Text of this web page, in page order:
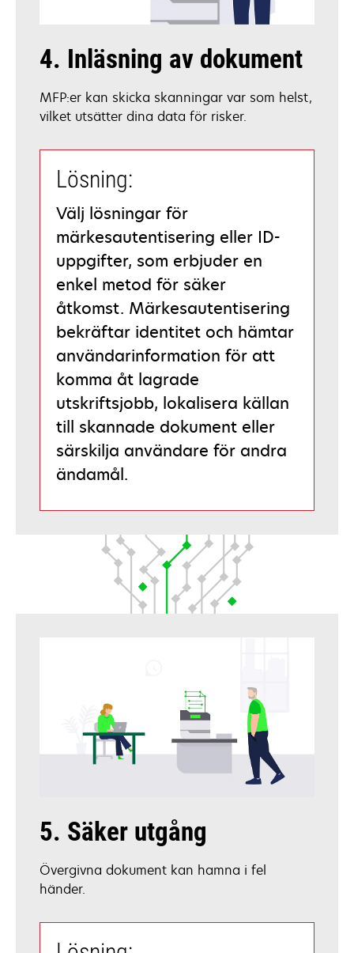
4. Inläsning av dokument
MFP:er kan skicka skanningar var som helst,
vilket utsätter dina data för risker.
Lösning:
Välj lösningar för
märkesautentisering eller ID-
uppgifter, som erbjuder en
enkel metod för säker
åtkomst. Märkesautentisering
bekräftar identitet och hämtar
användarinformation för att
komma åt lagrade
utskriftsjobb, lokalisera källan
till skannade dokument eller
särskilja användare för andra
ändamål.
5. Säker utgång
Övergivna dokument kan hamna i fel
händer.